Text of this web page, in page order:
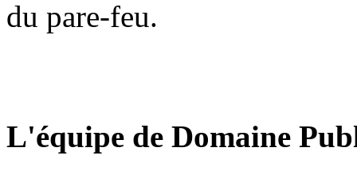
du pare-feu.
L'équipe de Domaine